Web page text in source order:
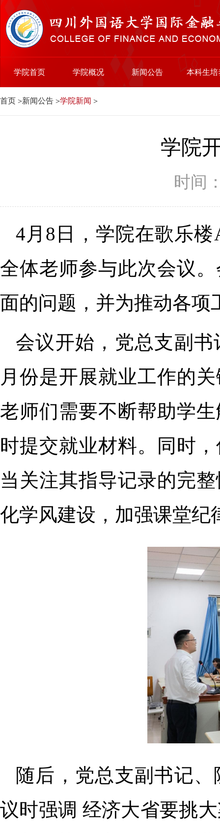
学院首页 学院概况 新闻公告 本科生培
首页 >新闻公告 >学院新闻 >
学院
时间
4月8日，学院在歌乐
全体老师参与此次会议
面的问题，并为推动各项
会议开始，党总支副
月份是开展就业工作的
老师们需要不断帮助学
时提交就业材料。同时
当关注其指导记录的完
化学风建设，加强课堂纪
随后，党总支副书记
议时强调 经济大省要挑